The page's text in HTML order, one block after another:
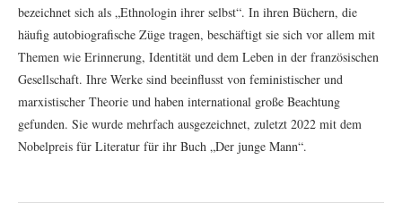
bezeichnet sich als „Ethnologin ihrer selbst“. In ihren Büchern, die
häufig autobiografische Züge tragen, beschäftigt sie sich vor allem mit
Themen wie Erinnerung, Identität und dem Leben in der französischen
Gesellschaft. Ihre Werke sind beeinflusst von feministischer und
marxistischer Theorie und haben international große Beachtung
gefunden. Sie wurde mehrfach ausgezeichnet, zuletzt 2022 mit dem
Nobelpreis für Literatur für ihr Buch „Der junge Mann“.